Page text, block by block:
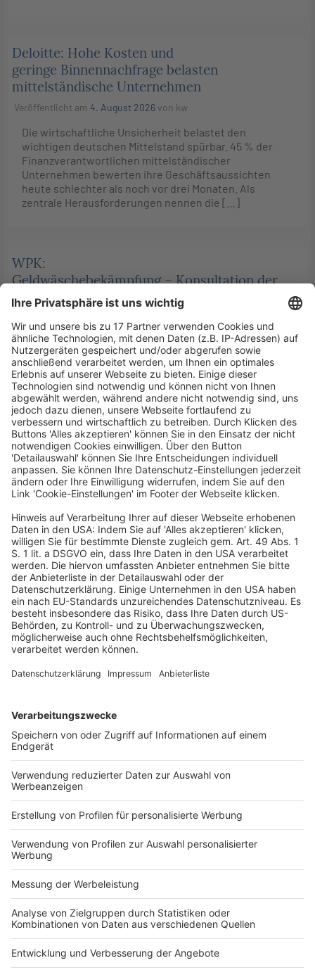
Deloitte: Hohe Kosten und
geringe Binnennachfrage belasten
mittelständische Unternehmen
Veröffentlicht am 4. August 2026von kw
Die wirtschaftliche Unsicherheit belastet den
wichtigen deutschen Mittelstand spürbar. 45 % der
Finanzverantwortlichen mittelständischer
Unternehmen bewerten ihre Geschäftsaussichten
heute schlechter als noch vor drei Monaten. Als
zentrale Herausforderungen nennen die […]
WPK:
Geldwäschebekämpfung – Konsultation der
AMLA zum Entwurf eines technischen
Regulierungsstandards zur Methodik der
Bewertung des Risikoprofils von Verpflichteten
des Nichtfinanzsektors
Veröffentlicht am3. August 2026vonkw
Die europäische Anti-Geldwäschebehörde Anti-Money
Laundering Authority (AMLA) hat eine neue öffentliche
Konsultation eröffnet. Sie richtet sich auch an WP/vBP
als geldwäscherechtlich Verpflichtete sowie an
Aufsichtsbehörden und ist bis zum 27.9.2026 […]
EFRAG: Stellungnahme
zur ISSB-Konsultation zu den SASB-Standards
Veröffentlicht am30. Juli 2026vonkw
-tb- Die EFRAG hat ihre Stellungnahme zum Exposure
Draft des International Sustainability Standards Board
(ISSB) mit vorgeschlagenen Änderungen an drei SASB-
Standards sowie an der branchenbezogenen
Anwendungsleitlinie zu IFRS S2 veröffentlicht. […]
IAS 28
Veröffentlicht am 29. Juli 2026
-tb- Die EFRAG hat der Europäischen Kommission ihre
Empfehlung zur Übernahme der vom IASB
herausgegebenen Änderungen an der Fair-Value-
Option in IAS 28 in EU-Recht übermittelt. EFRAG
kommt zum Schluss, dass […]
Im Blickpunkt
Der deutsche Markt für Wirtschaftsprüfung und
einer PM des Marktforschungsunternehmens